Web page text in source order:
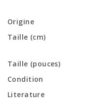
Origine
Taille (cm)
Taille (pouces)
Condition
Literature